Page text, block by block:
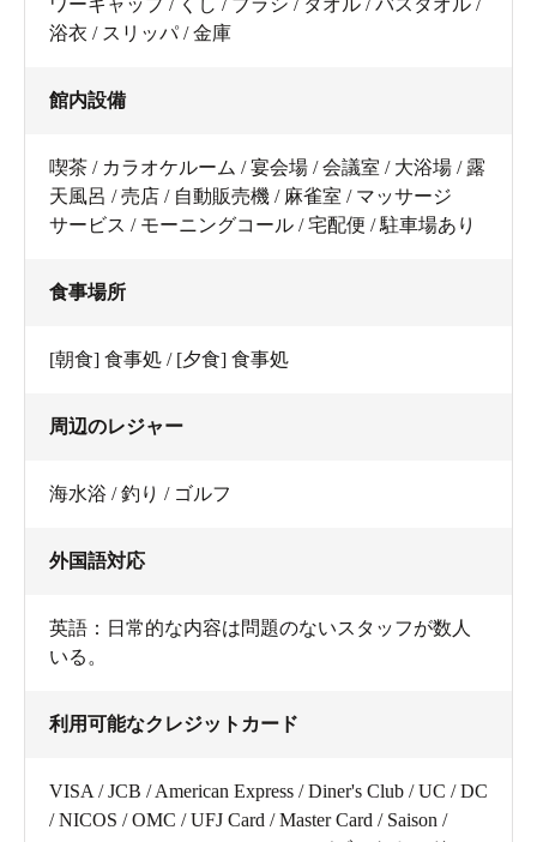
ワーキャップ / くし / ブラシ / タオル / バスタオル /
浴衣 / スリッパ / 金庫
館内設備
喫茶 / カラオケルーム / 宴会場 / 会議室 / 大浴場 / 露
天風呂 / 売店 / 自動販売機 / 麻雀室 / マッサージ
サービス / モーニングコール / 宅配便 / 駐車場あり
食事場所
[朝食] 食事処 / [夕食] 食事処
周辺のレジャー
海水浴 / 釣り / ゴルフ
外国語対応
英語：日常的な内容は問題のないスタッフが数人
いる。
利用可能なクレジットカード
VISA / JCB / American Express / Diner's Club / UC / DC
/ NICOS / OMC / UFJ Card / Master Card / Saison /